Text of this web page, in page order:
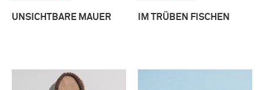
UNSICHTBARE MAUER IM TRÜBEN FISCHEN